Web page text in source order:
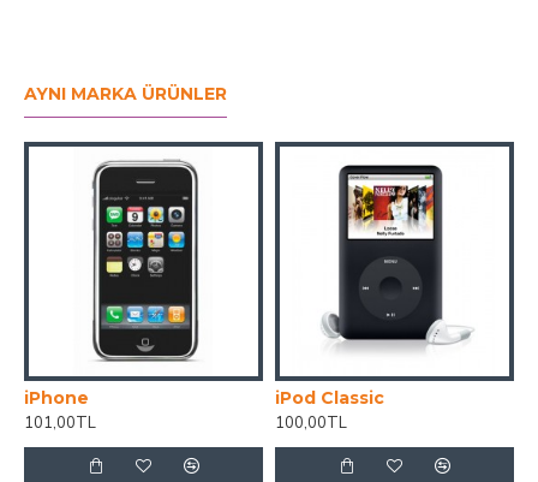
AYNI MARKA ÜRÜNLER
iPhone
101,00TL
iPod Classic
100,00TL